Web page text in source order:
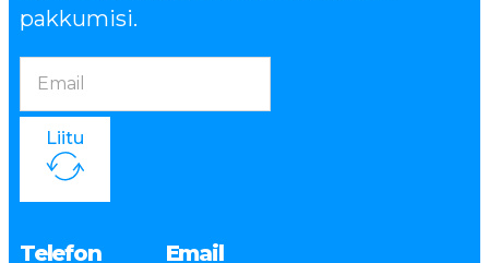
pakkumisi.
Liitu
Telefon Email